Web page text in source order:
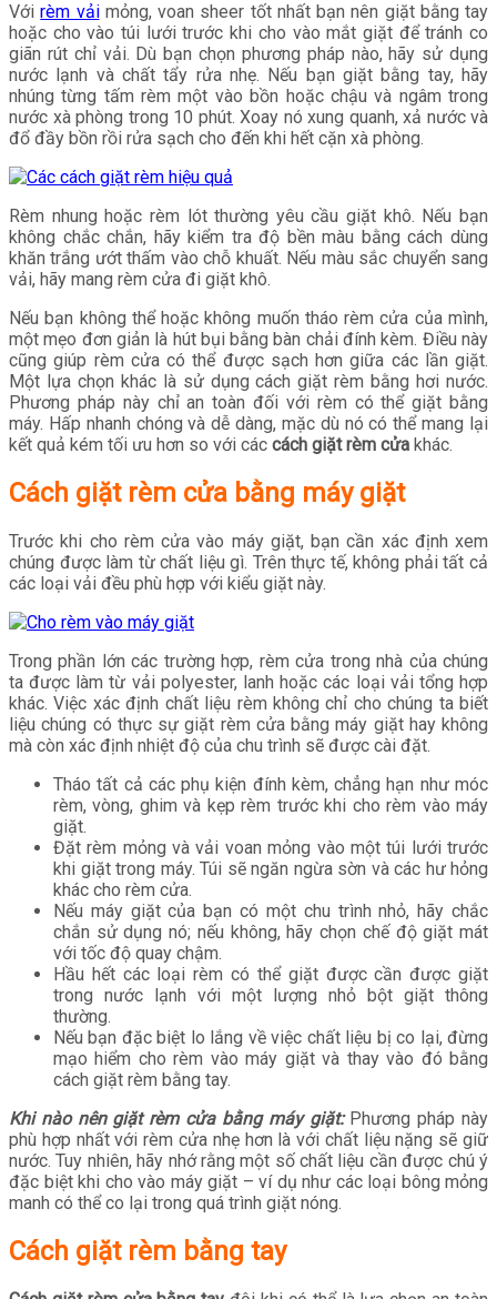
Vớirèm vảimỏng, voan sheer tốt nhất bạn nên giặt bằng tay
hoặc cho vào túi lưới trước khi cho vào mắt giặt để tránh co
giãn rút chỉ vải. Dù bạn chọn phương pháp nào, hãy sử dụng
nước lạnh và chất tẩy rửa nhẹ. Nếu bạn giặt bằng tay, hãy
nhúng từng tấm rèm một vào bồn hoặc chậu và ngâm trong
nước xà phòng trong 10 phút. Xoay nó xung quanh, xả nước và
đổ đầy bồn rồi rửa sạch cho đến khi hết cặn xà phòng.
Rèm nhung hoặc rèm lót thường yêu cầu giặt khô. Nếu bạn
không chắc chắn, hãy kiểm tra độ bền màu bằng cách dùng
khăn trắng ướt thấm vào chỗ khuất. Nếu màu sắc chuyển sang
vải, hãy mang rèm cửa đi giặt khô.
Nếu bạn không thể hoặc không muốn tháo rèm cửa của mình,
một mẹo đơn giản là hút bụi bằng bàn chải đính kèm. Điều này
cũng giúp rèm cửa có thể được sạch hơn giữa các lần giặt.
Một lựa chọn khác là sử dụng cách giặt rèm bằng hơi nước.
Phương pháp này chỉ an toàn đối với rèm có thể giặt bằng
máy. Hấp nhanh chóng và dễ dàng, mặc dù nó có thể mang lại
kết quả kém tối ưu hơn so với các cách giặt rèm cửa khác.
Cách giặt rèm cửa bằng máy giặt
Trước khi cho rèm cửa vào máy giặt, bạn cần xác định xem
chúng được làm từ chất liệu gì. Trên thực tế, không phải tất cả
các loại vải đều phù hợp với kiểu giặt này.
Trong phần lớn các trường hợp, rèm cửa trong nhà của chúng
ta được làm từ vải polyester, lanh hoặc các loại vải tổng hợp
khác. Việc xác định chất liệu rèm không chỉ cho chúng ta biết
liệu chúng có thực sự giặt rèm cửa bằng máy giặt hay không
mà còn xác định nhiệt độ của chu trình sẽ được cài đặt.
Tháo tất cả các phụ kiện đính kèm, chẳng hạn như móc
rèm, vòng, ghim và kẹp rèm trước khi cho rèm vào máy
giặt.
Đặt rèm mỏng và vải voan mỏng vào một túi lưới trước
khi giặt trong máy. Túi sẽ ngăn ngừa sờn và các hư hỏng
khác cho rèm cửa.
Nếu máy giặt của bạn có một chu trình nhỏ, hãy chắc
chắn sử dụng nó; nếu không, hãy chọn chế độ giặt mát
với tốc độ quay chậm.
Hầu hết các loại rèm có thể giặt được cần được giặt
trong nước lạnh với một lượng nhỏ bột giặt thông
thường.
Nếu bạn đặc biệt lo lắng về việc chất liệu bị co lại, đừng
mạo hiểm cho rèm vào máy giặt và thay vào đó bằng
cách giặt rèm bằng tay.
Khi nào nên giặt rèm cửa bằng máy giặt: Phương pháp này
phù hợp nhất với rèm cửa nhẹ hơn là với chất liệu nặng sẽ giữ
nước. Tuy nhiên, hãy nhớ rằng một số chất liệu cần được chú ý
đặc biệt khi cho vào máy giặt – ví dụ như các loại bông mỏng
manh có thể co lại trong quá trình giặt nóng.
Cách giặt rèm bằng tay